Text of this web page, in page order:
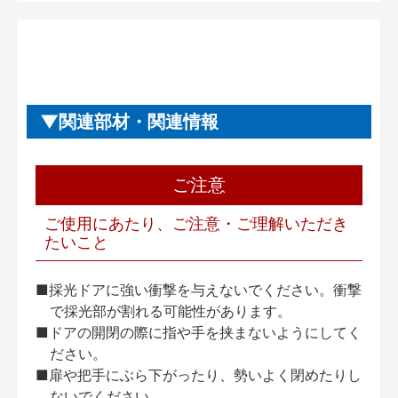
関連部材・関連情報
ご注意
ご使用にあたり、ご注意・ご理解いただき
たいこと
■採光ドアに強い衝撃を与えないでください。衝撃
で採光部が割れる可能性があります。
■ドアの開閉の際に指や手を挟まないようにしてく
ださい。
■扉や把手にぶら下がったり、勢いよく閉めたりし